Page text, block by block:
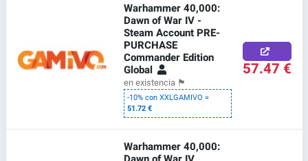
Warhammer 40,000:
Dawn of War IV -
Steam Account PRE-
PURCHASE
Commander Edition
Global
en existencia 🏴
-10% con XXLGAMIVO =
51.72 €
57.47 €
Warhammer 40,000: